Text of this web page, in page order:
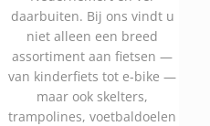
daarbuiten. Bij ons vindt u
niet alleen een breed
assortiment aan fietsen —
van kinderfiets tot e-bike —
maar ook skelters,
trampolines, voetbaldoelen